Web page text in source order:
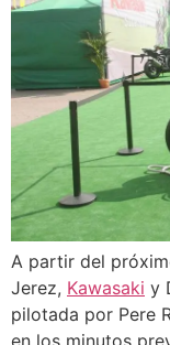
A partir del
Jerez, Kawasaki y
pilotada por Pere